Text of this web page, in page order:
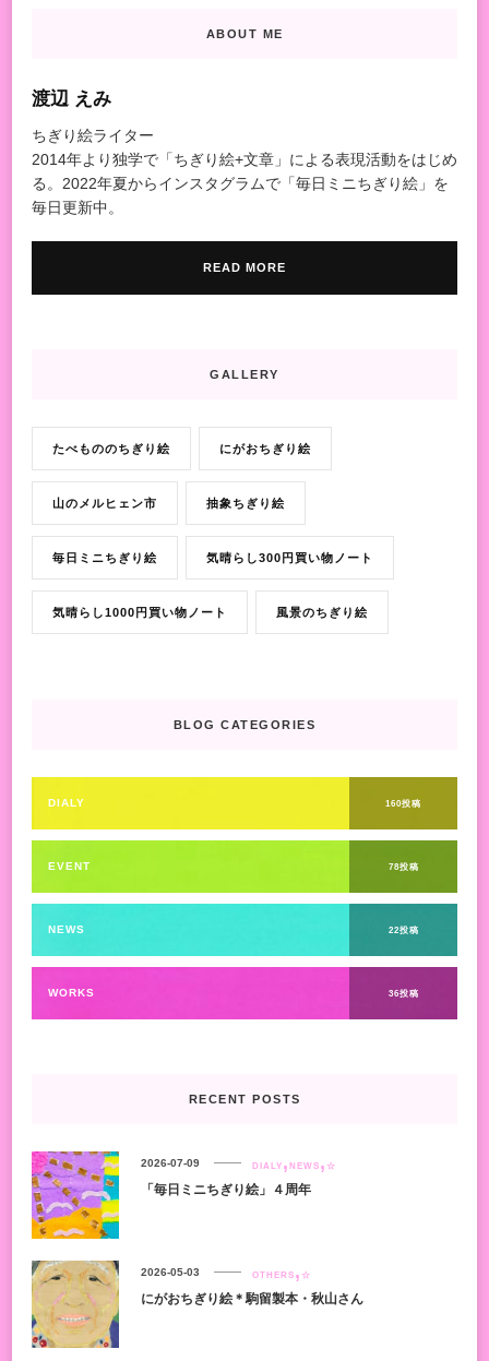
ABOUT ME
渡辺 えみ
ちぎり絵ライター
2014年より独学で「ちぎり絵+文章」による表現活動をはじめ
る。2022年夏からインスタグラムで「毎日ミニちぎり絵」を
毎日更新中。
READ MORE
GALLERY
たべもののちぎり絵 にがおちぎり絵
山のメルヒェン市 抽象ちぎり絵
毎日ミニちぎり絵 気晴らし300円買い物ノート
気晴らし1000円買い物ノート 風景のちぎり絵
BLOG CATEGORIES
DIALY 160投稿
EVENT 78投稿
NEWS 22投稿
WORKS 36投稿
RECENT POSTS
DIALY NEWS ☆
「毎日ミニちぎり絵」４周年
2026-07-09
OTHERS ☆
にがおちぎり絵＊駒留製本・秋山さん
2026-05-03